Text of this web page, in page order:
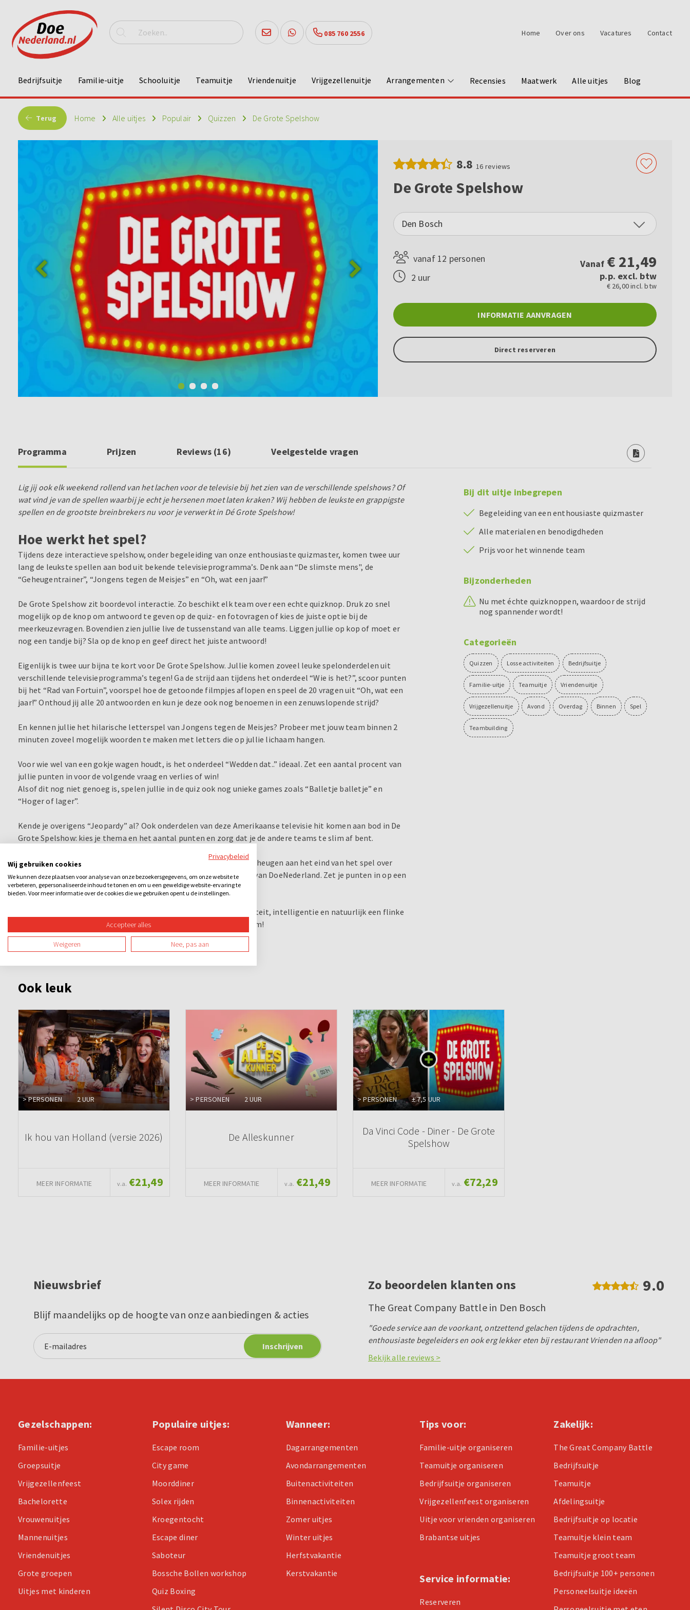
085 760 2556 Home Over ons Vacatures Contact
Bedrijfsuitje Familie-uitje Schooluitje Teamuitje Vriendenuitje Vrijgezellenuitje Arrangementen Recensies Maatwerk Alle uitjes Blog
Terug Home Alle uitjes Populair Quizzen De Grote Spelshow
8.8 16 reviews
De Grote Spelshow
Den Bosch
vanaf 12 personen
2 uur
Vanaf € 21,49
p.p. excl. btw
€ 26,00 incl. btw
INFORMATIE AANVRAGEN
Direct reserveren
Programma Prijzen Reviews (16) Veelgestelde vragen
Lig jij ook elk weekend rollend van het lachen voor de televisie bij het zien van de verschillende spelshows? Of
wat vind je van de spellen waarbij je echt je hersenen moet laten kraken? Wij hebben de leukste en grappigste
spellen en de grootste breinbrekers nu voor je verwerkt in Dé Grote Spelshow!
Hoe werkt het spel?
Tijdens deze interactieve spelshow, onder begeleiding van onze enthousiaste quizmaster, komen twee uur
lang de leukste spellen aan bod uit bekende televisieprogramma’s. Denk aan “De slimste mens", de
“Geheugentrainer”, “Jongens tegen de Meisjes” en “Oh, wat een jaar!”
De Grote Spelshow zit boordevol interactie. Zo beschikt elk team over een echte quizknop. Druk zo snel
mogelijk op de knop om antwoord te geven op de quiz- en fotovragen of kies de juiste optie bij de
meerkeuzevragen. Bovendien zien jullie live de tussenstand van alle teams. Liggen jullie op kop of moet er
nog een tandje bij? Sla op de knop en geef direct het juiste antwoord!
Eigenlijk is twee uur bijna te kort voor De Grote Spelshow. Jullie komen zoveel leuke spelonderdelen uit
verschillende televisieprogramma’s tegen! Ga de strijd aan tijdens het onderdeel “Wie is het?”, scoor punten
bij het “Rad van Fortuin”, voorspel hoe de getoonde filmpjes aflopen en speel de 20 vragen uit “Oh, wat een
jaar!” Onthoud jij alle 20 antwoorden en kun je deze ook nog benoemen in een zenuwslopende strijd?
En kennen jullie het hilarische letterspel van Jongens tegen de Meisjes? Probeer met jouw team binnen 2
minuten zoveel mogelijk woorden te maken met letters die op jullie lichaam hangen.
Voor wie wel van een gokje wagen houdt, is het onderdeel “Wedden dat..” ideaal. Zet een aantal procent van
jullie punten in voor de volgende vraag en verlies of win!
Alsof dit nog niet genoeg is, spelen jullie in de quiz ook nog unieke games zoals “Balletje balletje” en
“Hoger of lager”.
Kende je overigens “Jeopardy” al? Ook onderdelen van deze Amerikaanse televisie hit komen aan bod in De
Grote Spelshow: kies je thema en het aantal punten en zorg dat je de andere teams te slim af bent.
Afsluiten doen jullie met de “Geheugentrainer”: hoe goed is het geheugen aan het eind van het spel over
iets wat je aan het begin hebt gezien? en de “Paardenrace”, dé hit van DoeNederland. Zet je punten in op een
paard en schreeuw deze naar de overwinning.
De Grote Spelshow is sensationeel en vraagt om snelheid, creativiteit, intelligentie en natuurlijk een flinke
dosis humor. Uiteraard hebben we een prijs voor het winnende team!
Bij dit uitje inbegrepen
Begeleiding van een enthousiaste quizmaster
Alle materialen en benodigdheden
Prijs voor het winnende team
Bijzonderheden
Nu met échte quizknoppen, waardoor de strijd
nog spannender wordt!
Categorieën
Quizzen Losse activiteiten Bedrijfsuitje
Familie-uitje Teamuitje Vriendenuitje
Vrijgezellenuitje Avond Overdag Binnen Spel
Teambuilding
Ook leuk
> PERSONEN 2 UUR
Ik hou van Holland (versie 2026)
MEER INFORMATIE v.a. €21,49
> PERSONEN 2 UUR
De Alleskunner
MEER INFORMATIE v.a. €21,49
> PERSONEN ± 7,5 UUR
Da Vinci Code - Diner - De Grote
Spelshow
MEER INFORMATIE v.a. €72,29
Nieuwsbrief
Blijf maandelijks op de hoogte van onze aanbiedingen & acties
Zo beoordelen klanten ons 9.0
The Great Company Battle in Den Bosch
"Goede service aan de voorkant, ontzettend gelachen tijdens de opdrachten,
enthousiaste begeleiders en ook erg lekker eten bij restaurant Vrienden na afloop"
Bekijk alle reviews >
Gezelschappen:
Familie-uitjes
Groepsuitje
Vrijgezellenfeest
Bachelorette
Vrouwenuitjes
Mannenuitjes
Vriendenuitjes
Grote groepen
Uitjes met kinderen
Populaire uitjes:
Escape room
City game
Moorddiner
Solex rijden
Kroegentocht
Escape diner
Saboteur
Bossche Bollen workshop
Quiz Boxing
Wanneer:
Dagarrangementen
Avondarrangementen
Buitenactiviteiten
Binnenactiviteiten
Zomer uitjes
Winter uitjes
Herfstvakantie
Kerstvakantie
Tips voor:
Familie-uitje organiseren
Teamuitje organiseren
Bedrijfsuitje organiseren
Vrijgezellenfeest organiseren
Uitje voor vrienden organiseren
Brabantse uitjes
Service informatie:
Reserveren
Zakelijk:
The Great Company Battle
Bedrijfsuitje
Teamuitje
Afdelingsuitje
Bedrijfsuitje op locatie
Teamuitje klein team
Teamuitje groot team
Bedrijfsuitje 100+ personen
Personeelsuitje ideeën
Privacybeleid
Wij gebruiken cookies
We kunnen deze plaatsen voor analyse van onze bezoekersgegevens, om onze website te
verbeteren, gepersonaliseerde inhoud te tonen en om u een geweldige website-ervaring te
bieden. Voor meer informatie over de cookies die we gebruiken opent u de instellingen.
Accepteer alles
Weigeren Nee, pas aan